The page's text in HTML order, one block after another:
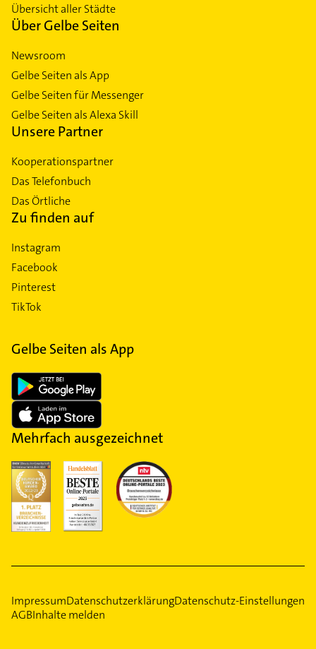
Übersicht aller Städte
Über Gelbe Seiten
Newsroom
Gelbe Seiten als App
Gelbe Seiten für Messenger
Gelbe Seiten als Alexa Skill
Unsere Partner
Kooperationspartner
Das Telefonbuch
Das Örtliche
Zu finden auf
Instagram
Facebook
Pinterest
TikTok
Gelbe Seiten als App
Mehrfach ausgezeichnet
ImpressumDatenschutzerklärungDatenschutz-Einstellungen
AGBInhalte melden